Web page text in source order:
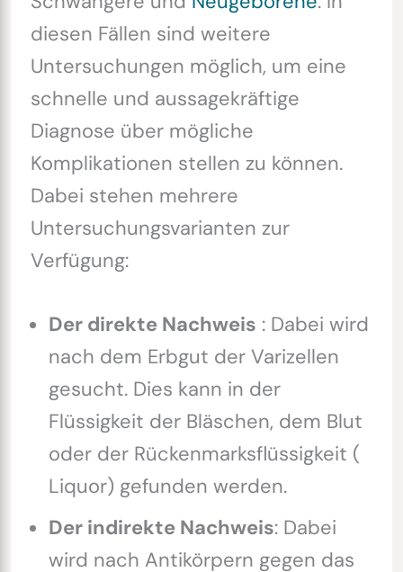
diesen Fällen sind weitere
Untersuchungen möglich, um eine
schnelle und aussagekräftige
Diagnose über mögliche
Komplikationen stellen zu können.
Dabei stehen mehrere
Untersuchungsvarianten zur
Verfügung:
Der direkte Nachweis : Dabei wird
nach dem Erbgut der Varizellen
gesucht. Dies kann in der
Flüssigkeit der Bläschen, dem Blut
oder der Rückenmarksflüssigkeit (
Liquor) gefunden werden.
Der indirekte Nachweis: Dabei
wird nach Antikörpern gegen das